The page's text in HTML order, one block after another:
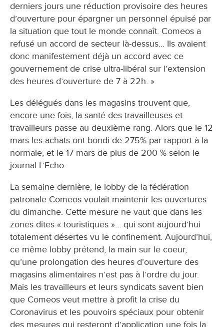
derniers jours une réduction provisoire des heures
d’ouverture pour épargner un personnel épuisé par
la situation que tout le monde connaît. Comeos a
refusé un accord de secteur là-dessus... Ils avaient
donc manifestement déjà un accord avec ce
gouvernement de crise ultra-libéral sur l’extension
des heures d’ouverture de 7 à 22h. »
Les délégués dans les magasins trouvent que,
encore une fois, la santé des travailleuses et
travailleurs passe au deuxième rang. Alors que le 12
mars les achats ont bondi de 275% par rapport à la
normale, et le 17 mars de plus de 200 % selon le
journal L’Echo.
La semaine dernière, le lobby de la fédération
patronale Comeos voulait maintenir les ouvertures
du dimanche. Cette mesure ne vaut que dans les
zones dites « touristiques »… qui sont aujourd’hui
totalement désertes vu le confinement. Aujourd’hui,
ce même lobby prétend, la main sur le coeur,
qu’une prolongation des heures d’ouverture des
magasins alimentaires n’est pas à l’ordre du jour.
Mais les travailleurs et leurs syndicats savent bien
que Comeos veut mettre à profit la crise du
Coronavirus et les pouvoirs spéciaux pour obtenir
des mesures qui resteront d’application une fois la